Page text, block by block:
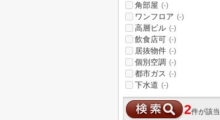
角部屋 (-)
ワンフロア (-)
高層ビル (-)
飲食店可 (-)
居抜物件 (-)
個別空調 (-)
都市ガス (-)
下水道 (-)
2件が該当